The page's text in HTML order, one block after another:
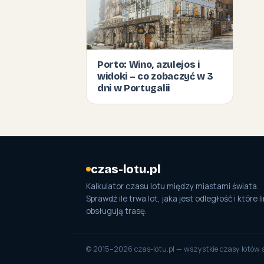
Porto: Wino, azulejos i
widoki – co zobaczyć w 3
dni w Portugalii
czas-lotu.pl
Kalkulator czasu lotu między miastami świata.
Sprawdź ile trwa lot, jaka jest odległość i które
obsługują trasę.
© 2015–2026 czas-lotu.pl — wszystkie czasy lotów